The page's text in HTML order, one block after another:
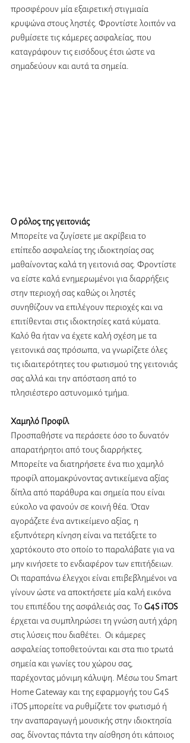
προσφέρουν μία εξαιρετική στιγμιαία
κρυψώνα στους ληστές. Φροντίστε λοιπόν να
ρυθμίσετε τις κάμερες ασφαλείας, που
καταγράφουν τις εισόδους έτσι ώστε να
σημαδεύουν και αυτά τα σημεία.
Ο ρόλος της γειτονιάς
Μπορείτε να ζυγίσετε με ακρίβεια το
επίπεδο ασφαλείας της ιδιοκτησίας σας
μαθαίνοντας καλά τη γειτονιά σας. Φροντίστε
να είστε καλά ενημερωμένοι για διαρρήξεις
στην περιοχή σας καθώς οι ληστές
συνηθίζουν να επιλέγουν περιοχές και να
επιτίθενται στις ιδιοκτησίες κατά κύματα.
Καλό θα ήταν να έχετε καλή σχέση με τα
γειτονικά σας πρόσωπα, να γνωρίζετε όλες
τις ιδιαιτερότητες του φωτισμού της γειτονιάς
σας αλλά και την απόσταση από το
πλησιέστερο αστυνομικό τμήμα.
Χαμηλό Προφίλ
Προσπαθήστε να περάσετε όσο το δυνατόν
απαρατήρητοι από τους διαρρήκτες.
Μπορείτε να διατηρήσετε ένα πιο χαμηλό
προφίλ απομακρύνοντας αντικείμενα αξίας
δίπλα από παράθυρα και σημεία που είναι
εύκολο να φανούν σε κοινή θέα. Όταν
αγοράζετε ένα αντικείμενο αξίας, η
εξυπνότερη κίνηση είναι να πετάξετε το
χαρτόκουτο στο οποίο το παραλάβατε για να
μην κινήσετε το ενδιαφέρον των επιτήδειων.
Οι παραπάνω έλεγχοι είναι επιβεβλημένοι να
γίνουν ώστε να αποκτήσετε μία καλή εικόνα
του επιπέδου της ασφάλειάς σας. Το G4S iTOS
έρχεται να συμπληρώσει τη γνώση αυτή χάρη
στις λύσεις που διαθέτει.  Οι κάμερες
ασφαλείας τοποθετούνται και στα πιο τρωτά
σημεία και γωνίες του χώρου σας,
παρέχοντας μόνιμη κάλυψη. Μέσω του Smart
Home Gateway και της εφαρμογής του G4S
iTOS μπορείτε να ρυθμίζετε τον φωτισμό ή
την αναπαραγωγή μουσικής στην ιδιοκτησία
σας, δίνοντας πάντα την αίσθηση ότι κάποιος